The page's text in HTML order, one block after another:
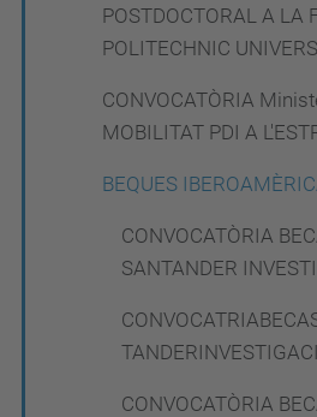
POSTDOCTORAL A LA
POLITECHNIC
CONVOCATÒRIA
MOBILITAT PDI A
BEQUES
CONVOCATÒRIA
SANTANDER
CONVOCATÒRIA